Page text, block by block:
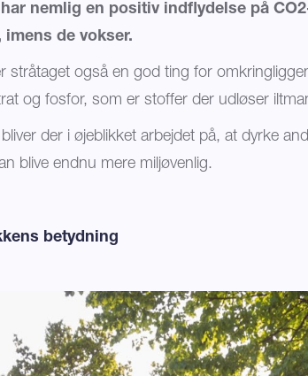
nemlig en positiv indflydelse på
de vokser.
stråtaget også en god ting for
og fosfor, som er stoffer der udløser
der i øjeblikket arbejdet på, at dyrke
blive endnu mere miljøvenlig.
betydning